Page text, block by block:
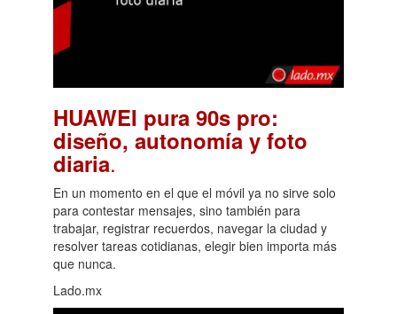
HUAWEI pura 90s pro:
diseño, autonomía y foto
diaria.
En un momento en el que el móvil ya no sirve solo
para contestar mensajes, sino también para
trabajar, registrar recuerdos, navegar la ciudad y
resolver tareas cotidianas, elegir bien importa más
que nunca.
Lado.mx